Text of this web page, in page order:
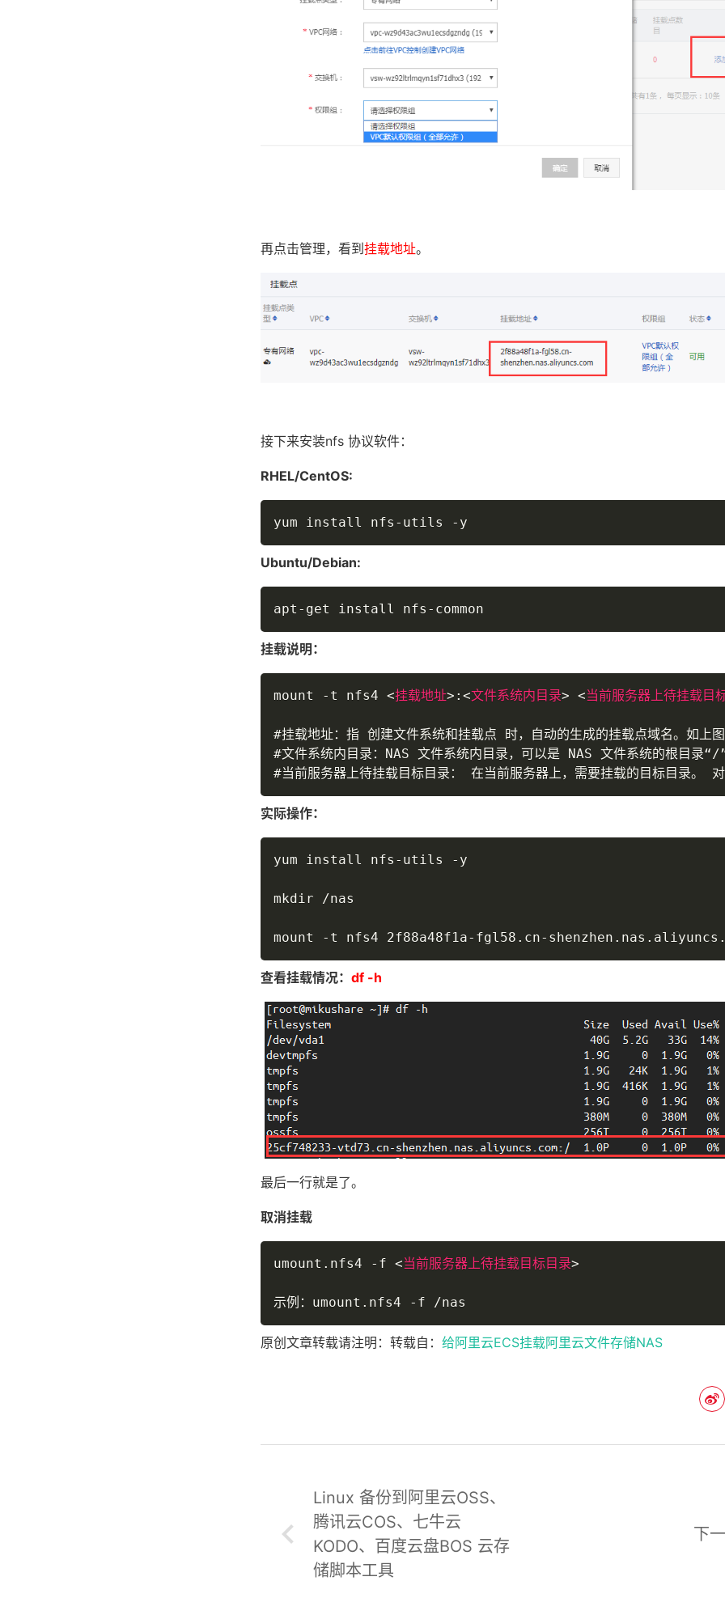
再点击管理，看到挂载地址。
接下来安装nfs 协议软件：
RHEL/CentOS:
yum install nfs-utils -y
Ubuntu/Debian:
apt-get install nfs-common
挂载说明：
mount -t nfs4 <挂载地址> : <文件系统内目录> <当前服务器上待挂载目
#挂载地址：指 创建文件系统和挂载点 时，自动的生成的挂载点域名。如上
#文件系统内目录：NAS 文件系统内目录，可以是 NAS 文件系统的根目录“/
#当前服务器上待挂载目标目录： 在当前服务器上，需要挂载的目标目录。
实际操作：
yum install nfs-utils -y
mkdir /nas
mount -t nfs4 2f88a48f1a-fgl58.cn-
查看挂载情况： df -h
最后一行就是了。
取消挂载
umount.nfs4 -f <当前服务器上待挂载目标目录>
示例：umount.nfs4 -f /nas
原创文章转载请注明：转载自： 给阿里云ECS挂载阿里云文件存储NAS
Linux 备份到阿里云OSS、
腾讯云COS、七牛云
KODO、百度云盘BOS 云存
储脚本工具
下